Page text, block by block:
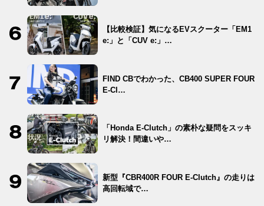
【比較検証】気になるEVスクーター「EM1
e:」と「CUV e:」…
FIND CBでわかった、CB400 SUPER FOUR
E-Cl…
「Honda E-Clutch」の素朴な疑問をスッキ
リ解決！間違いや…
新型『CBR400R FOUR E-Clutch』の走りは
高回転域で…